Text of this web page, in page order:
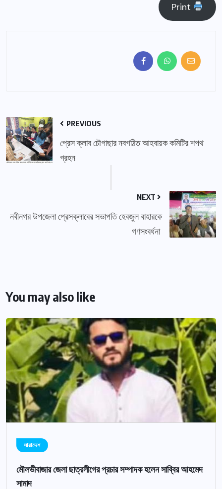
Print
PREVIOUS
প্রেস ক্লাব চৌগাছার নবগঠিত আহবায়ক কমিটির শপথ
গ্রহন
NEXT
নবীনগর উপজেলা প্রেসক্লাবের সভাপতি হেবজুল বাহারকে
গণসংবর্ধনা
You may also like
সারাদেশ
মৌলভীবাজার জেলা ছাত্রলীগের প্রচার সম্পাদক হলেন সাব্বির আহমেদ
সামাদ